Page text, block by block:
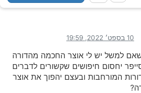
10 בספט׳ 2022, 19:59
למשל יש לי אוצר החכמה מהדורה
יחסום חיפושים שקשורים לדברים
המורחבות ובעצם יהפוך את אוצר